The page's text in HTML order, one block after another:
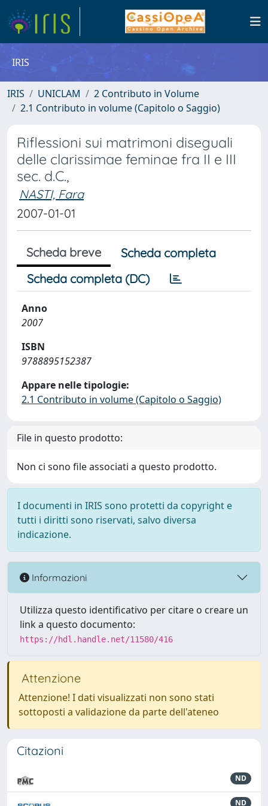
IRIS
IRIS UNICLAM
2 Contributo in Volume
2.1 Contributo in volume (Capitolo o Saggio)
Riflessioni sui matrimoni diseguali
delle clarissimae feminae fra II e III
sec. d.C.,
NASTI, Fara
2007-01-01
Scheda breve
Scheda completa
Scheda completa (DC)
Anno
2007
ISBN
9788895152387
Appare nelle tipologie:
2.1 Contributo in volume (Capitolo o Saggio)
File in questo prodotto:
Non ci sono file associati a questo prodotto.
I documenti in IRIS sono protetti da copyright e
tutti i diritti sono riservati, salvo diversa
indicazione.
Informazioni
Utilizza questo identificativo per citare o creare un
link a questo documento:
https://hdl.handle.net/11580/416
Attenzione
Attenzione! I dati visualizzati non sono stati
sottoposti a validazione da parte dell'ateneo
Citazioni
ND
ND